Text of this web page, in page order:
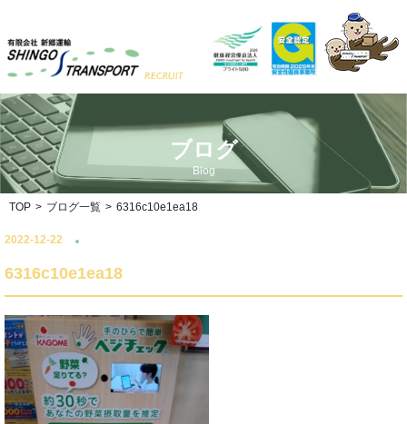
ブログ
Blog
TOP > ブログ一覧 > 6316c10e1ea18
2022-12-22
6316c10e1ea18